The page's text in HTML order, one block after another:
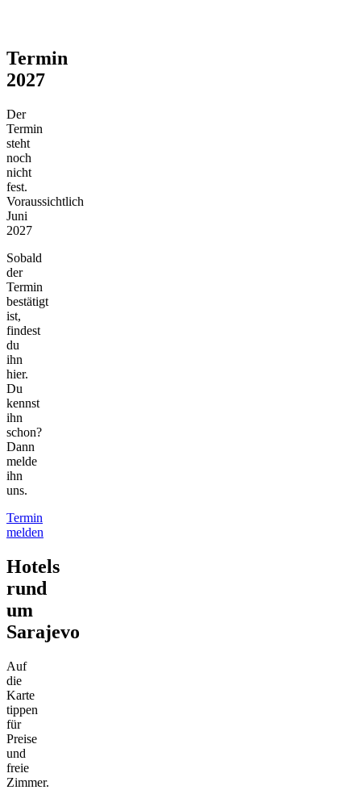
Termin
2027
Der
Termin
steht
noch
nicht
fest.
Voraussichtlich
Juni
2027
Sobald
der
Termin
bestätigt
ist,
findest
du
ihn
hier.
Du
kennst
ihn
schon?
Dann
melde
ihn
uns.
Termin
melden
Hotels
rund
um
Sarajevo
Auf
die
Karte
tippen
für
Preise
und
freie
Zimmer.